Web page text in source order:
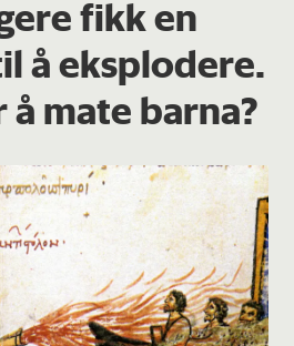
fikk en
å eksplodere.
mate barna?